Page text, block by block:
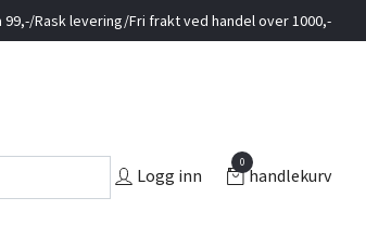
99,-/Rask levering/Fri frakt ved handel over 1000,-
Logg inn
0
handlekurv